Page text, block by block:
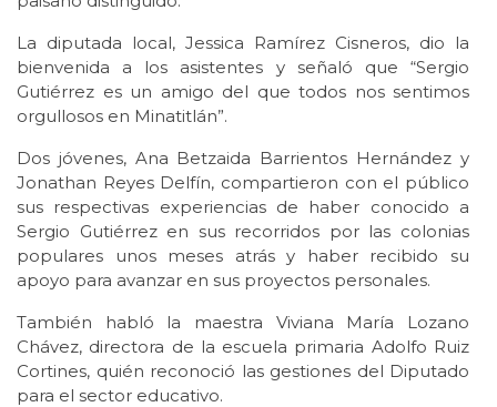
La diputada local, Jessica Ramírez Cisneros, dio la
bienvenida a los asistentes y señaló que “Sergio
Gutiérrez es un amigo del que todos nos sentimos
orgullosos en Minatitlán”.
Dos jóvenes, Ana Betzaida Barrientos Hernández y
Jonathan Reyes Delfín, compartieron con el público
sus respectivas experiencias de haber conocido a
Sergio Gutiérrez en sus recorridos por las colonias
populares unos meses atrás y haber recibido su
apoyo para avanzar en sus proyectos personales.
También habló la maestra Viviana María Lozano
Chávez, directora de la escuela primaria Adolfo Ruiz
Cortines, quién reconoció las gestiones del Diputado
para el sector educativo.